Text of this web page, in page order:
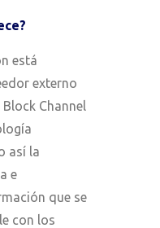
está
externo
Channel
así la
e
que se
con los